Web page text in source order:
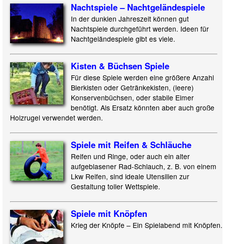
Nachtspiele – Nachtgeländespiele
In der dunklen Jahreszeit können gut
Nachtspiele durchgeführt werden. Ideen für
Nachtgeländespiele gibt es viele.
Kisten & Büchsen Spiele
Für diese Spiele werden eine größere Anzahl
Bierkisten oder Getränkekisten, (leere)
Konservenbüchsen, oder stabile Eimer
benötigt. Als Ersatz könnten aber auch große
Holzrugel verwendet werden.
Spiele mit Reifen & Schläuche
Reifen und Ringe, oder auch ein alter
aufgeblasener Rad-Schlauch, z. B. von einem
Lkw Reifen, sind ideale Utensilien zur
Gestaltung toller Wettspiele.
Spiele mit Knöpfen
Krieg der Knöpfe – Ein Spielabend mit Knöpfen.